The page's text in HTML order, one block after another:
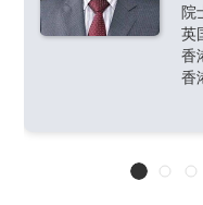
院
英
香
香